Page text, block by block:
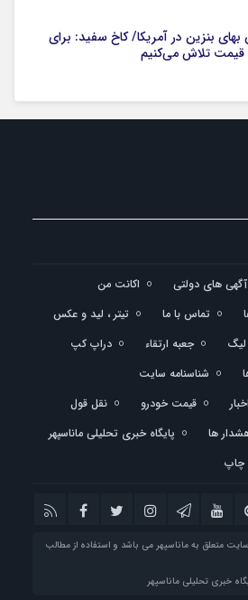
بهای بنزین در آمریکا/ کاخ سفید: برای
تلاش می‌کنیم
آگهی های دولتی
اکانت من
تماس با ما
تیتر ، لید و عکس
جعبه ارتقاء
دراپ کپ
شناسنامه سایت
قیمت خودرو
نقل قول
ها
پایگاه خبری تحلیلی ماناسپهر
چاپ
متعلق به ماناسپهر می باشد و استفاده از مطالب
خبری تحلیلی ماناسپهر